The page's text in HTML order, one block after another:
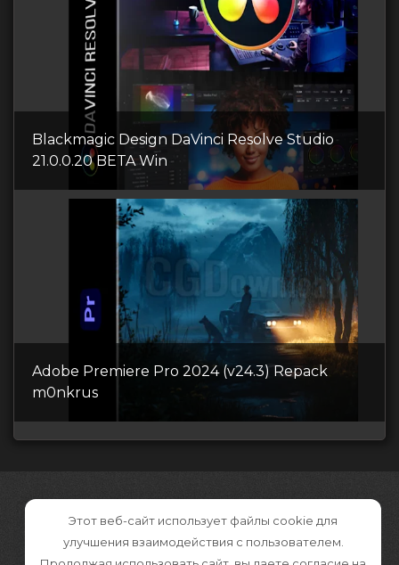
Blackmagic Design DaVinci Resolve Studio
21.0.0.20 BETA Win
Adobe Premiere Pro 2024 (v24.3) Repack
m0nkrus
Этот веб-сайт использует файлы cookie для
улучшения взаимодействия с пользователем.